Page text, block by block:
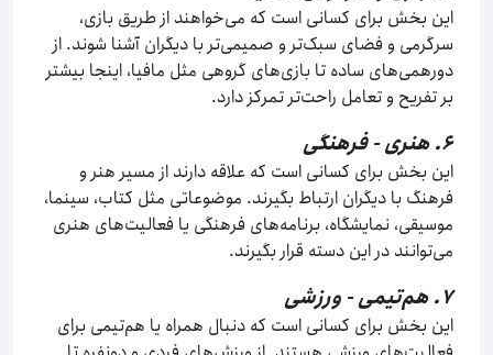
این بخش برای کسانی است که می‌خواهند از طریق بازی،
سرگرمی و فضای سبک‌تر و صمیمی‌تر با دیگران آشنا شوند. از
دورهمی‌های ساده تا بازی‌های گروهی مثل مافیا، اینجا بیشتر
بر تفریح و تعامل راحت‌تر تمرکز دارد.
۶. هنری - فرهنگی
این بخش برای کسانی است که علاقه دارند از مسیر هنر و
فرهنگ با دیگران ارتباط بگیرند. موضوعاتی مثل کتاب، سینما،
موسیقی، نمایشگاه، برنامه‌های فرهنگی یا فعالیت‌های هنری
می‌توانند در این دسته قرار بگیرند.
۷. هم‌تیمی - ورزشی
این بخش برای کسانی است که دنبال همراه یا هم‌تیمی برای